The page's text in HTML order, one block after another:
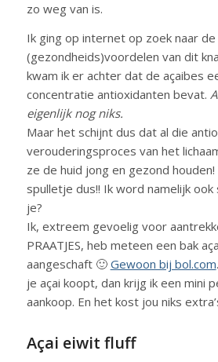
zo weg van is.
Ik ging op internet op zoek naar de
(gezondheids)voordelen van dit
kwam ik er achter dat de açaibes
concentratie antioxidanten bevat.
eigenlijk nog niks.
Maar het schijnt dus dat al die
verouderingsproces van het
ze de huid jong en gezond
spulletje dus!! Ik word namelijk
je?
Ik, extreem gevoelig voor
PRAATJES, heb meteen een bak
aangeschaft 🙂 Gewoon bij bol.com
je açai koopt, dan krijg ik een mini
aankoop. En het kost jou niks
Açai eiwit fluff